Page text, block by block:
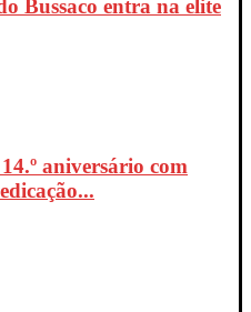
Bussaco entra na elite
aniversário com